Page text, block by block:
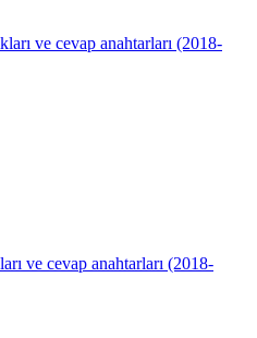
ve cevap anahtarları (2018-
ve cevap anahtarları (2018-